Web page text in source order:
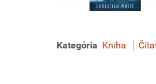
Kategória Kniha